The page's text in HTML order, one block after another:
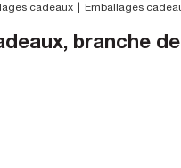
cadeaux Emballages
branche